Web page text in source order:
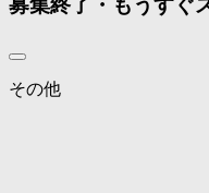
募集終了・もうすぐ
その他